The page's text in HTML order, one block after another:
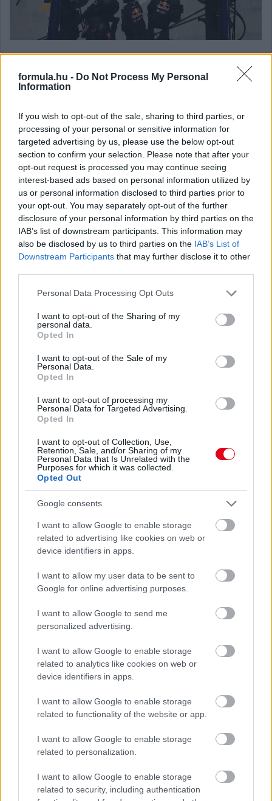
formula.hu - Do Not Process My Personal
Information
If you wish to opt-out of the sale, sharing to third parties, or
processing of your personal or sensitive information for
targeted advertising by us, please use the below opt-out
section to confirm your selection. Please note that after your
opt-out request is processed you may continue seeing
interest-based ads based on personal information utilized by
us or personal information disclosed to third parties prior to
your opt-out. You may separately opt-out of the further
disclosure of your personal information by third parties on the
IAB’s list of downstream participants. This information may
also be disclosed by us to third parties on the IAB’s List of
Downstream Participants that may further disclose it to other
Please note that this website/app uses one or more Google
not limited to your visit or usage behaviour. You may click to
grant or deny consent to Google and its third-party tags to
use your data for below specified purposes in below Google
consent section.
Personal Data Processing Opt Outs
I want to opt-out of the Sharing of my
personal data.
Opted In
I want to opt-out of the Sale of my
Personal Data.
Opted In
I want to opt-out of processing my
Personal Data for Targeted Advertising.
Opted In
I want to opt-out of Collection, Use,
Retention, Sale, and/or Sharing of my
Personal Data that Is Unrelated with the
Purposes for which it was collected.
Opted Out
Google consents
I want to allow Google to enable storage
related to advertising like cookies on web or
device identifiers in apps.
I want to allow my user data to be sent to
Google for online advertising purposes.
I want to allow Google to send me
personalized advertising.
I want to allow Google to enable storage
related to analytics like cookies on web or
device identifiers in apps.
I want to allow Google to enable storage
related to functionality of the website or app.
I want to allow Google to enable storage
related to personalization.
I want to allow Google to enable storage
related to security, including authentication
Balogh Tamás
4 napja
Nem tud úrrá lenni a fékproblémákon a Cadillac
Hiába hoztak az F1-es Magyar Nagydíjra fejlesztést is hozzá,
továbbra is szenvednek a fékhűtési problémáktól a Cadillacnél –
ismerte el Valtteri Bottas. A gond a leglátványosabban
Spielbergben ütötte fel a fejét, amikor mindkét autó kiesett
emiatt az első körökben. Ezért a Formula-1 új csapata a
Hungaroringre már új fékhűtő csatornával készült, de a
kanyarokkal tűzdelt mogyoródi pálya és a hőség ismét előhozta
a problémát, így Bottas kiállni kényszerült.
A finn elismerte: a Magyar Nagydíjon bebizonyosodott, hogy
újítás ide vagy oda, nagyobb légáramlásra van szükség a
fékeknél, még ha extrém is volt a helyszín meg a hőmérséklet.
„A fékek egyszerűen túlmelegednek, és eljutunk arra a pontra,
tönkretesz. Tulajdonképpen a bevezető körömben teljesen
elszálltak a fékek, mert szerintem a fékvezetékek elégtek. Ezért
5 napja
Marko szerint a szurkolók nem tudják, mi
történik valójában
A Red Bull korábbi tanácsadója, Helmut Marko szerint ugyan
látványosabbá váltak a Formula–1-es futamok a 2026-os
szabályok bevezetése óta, de sok előzés nem feltétlenül a
versenyzők képességeit tükrözi. Az osztrák szakember úgy véli,
a szurkolók többsége nem is tudja, hogy számos manőver
hátterében technikai okok állnak.
Bernie Ecclestone, Peter Sauber és Marko továbbra is szinte
minden szabadedzést, időmérőt és futamot figyelemmel követ.
izgalmasak. Legutóbb például Magyarországon is, ahol
korábban gyakran előzés nélküli vonatozást láthattunk” –
mondta Marko, aki ugyanakkor úgy érzi, a 2026-os technikai